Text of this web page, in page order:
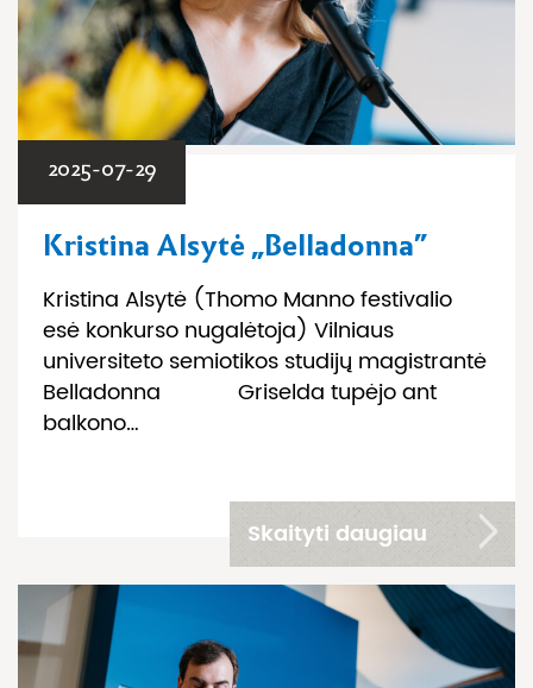
2025-07-29
Kristina Alsytė „Belladonna”
Kristina Alsytė (Thomo Manno festivalio
esė konkurso nugalėtoja) Vilniaus
universiteto semiotikos studijų magistrantė
Belladonna Griselda tupėjo ant
balkono…
Skaityti daugiau